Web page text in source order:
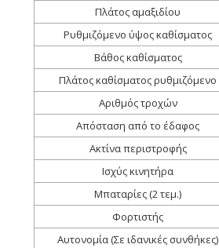
Πλάτος αμαξιδίου
Ρυθμιζόμενο ύψος καθίσματος
Βάθος καθίσματος
Πλάτος καθίσματος ρυθμιζόμενο
Αριθμός τροχών
Απόσταση από το έδαφος
Ακτίνα περιστροφής
Ισχύς κινητήρα
Μπαταρίες (2 τεμ.)
Φορτιστής
Αυτονομία (Σε ιδανικές συνθήκες)